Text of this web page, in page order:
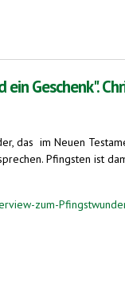
Geschenk".
das im Neuen
Pfingsten ist
zum-
Christine Dimroth